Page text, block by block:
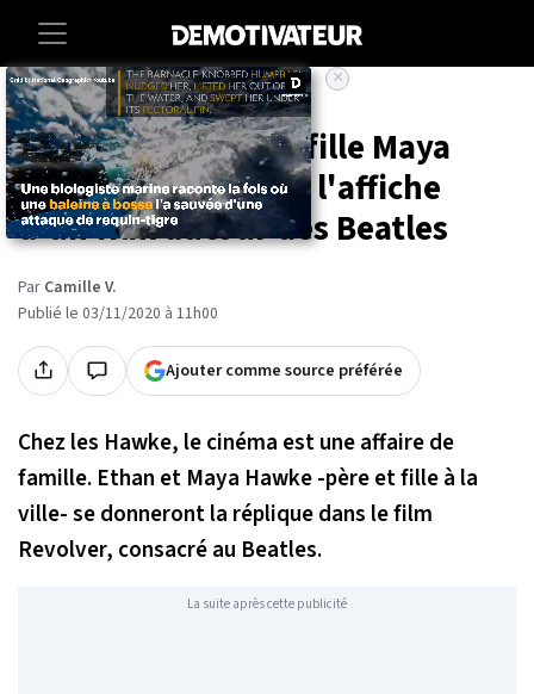
Accueil Entertainment Cinema
Ethan Hawke et sa fille Maya
(Stranger Things) à l'affiche
d'un film autour des Beatles
Par Camille V.
Publié le 03/11/2020 à 11h00
Ajouter comme source préférée
Chez les Hawke, le cinéma est une affaire de
famille. Ethan et Maya Hawke -père et fille à la
ville- se donneront la réplique dans le film
Revolver, consacré au Beatles.
La suite après cette publicité
×